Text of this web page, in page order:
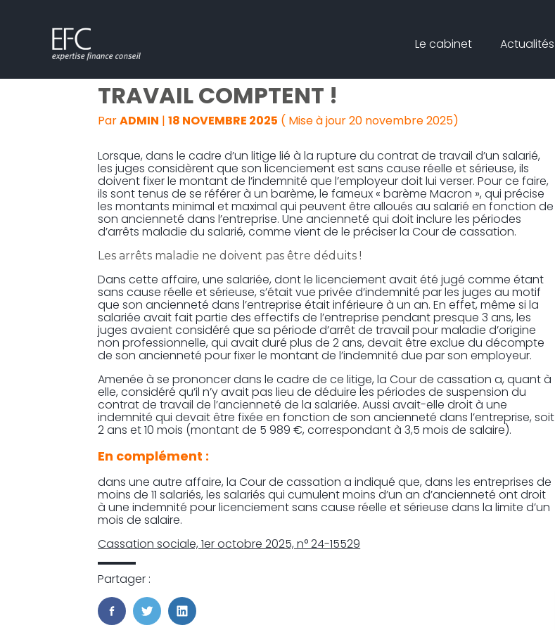
Aller
au
Le cabinet Actualités
BARÈME MACRON : LES ARRÊTS DE
TRAVAIL COMPTENT !
ParADMIN |18 NOVEMBRE 2025 ( Mise à jour 20 novembre 2025)
Lorsque, dans le cadre d’un litige lié à la rupture du contrat de travail d’un salarié,
les juges considèrent que son licenciement est sans cause réelle et sérieuse, ils
doivent fixer le montant de l’indemnité que l’employeur doit lui verser. Pour ce faire,
ils sont tenus de se référer à un barème, le fameux « barème Macron », qui précise
les montants minimal et maximal qui peuvent être alloués au salarié en fonction de
son ancienneté dans l’entreprise. Une ancienneté qui doit inclure les périodes
d’arrêts maladie du salarié, comme vient de le préciser la Cour de cassation.
Les arrêts maladie ne doivent pas être déduits !
Dans cette affaire, une salariée, dont le licenciement avait été jugé comme étant
sans cause réelle et sérieuse, s’était vue privée d’indemnité par les juges au motif
que son ancienneté dans l’entreprise était inférieure à un an. En effet, même si la
salariée avait fait partie des effectifs de l’entreprise pendant presque 3 ans, les
juges avaient considéré que sa période d’arrêt de travail pour maladie d’origine
non professionnelle, qui avait duré plus de 2 ans, devait être exclue du décompte
de son ancienneté pour fixer le montant de l’indemnité due par son employeur.
Amenée à se prononcer dans le cadre de ce litige, la Cour de cassation a, quant à
elle, considéré qu’il n’y avait pas lieu de déduire les périodes de suspension du
contrat de travail de l’ancienneté de la salariée. Aussi avait-elle droit à une
indemnité qui devait être fixée en fonction de son ancienneté dans l’entreprise, soit
2 ans et 10 mois (montant de 5 989 €, correspondant à 3,5 mois de salaire).
En complément :
dans une autre affaire, la Cour de cassation a indiqué que, dans les entreprises de
moins de 11 salariés, les salariés qui cumulent moins d’un an d’ancienneté ont droit
à une indemnité pour licenciement sans cause réelle et sérieuse dans la limite d’un
mois de salaire.
Cassation sociale, 1er octobre 2025, n° 24-15529
Partager :
FaceBook
TwitterLinkedIn